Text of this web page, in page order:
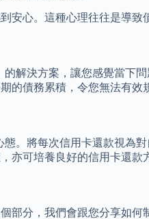
安心。這種心理往往是導致
解決方案，讓您感覺當下
的債務累積，令您無法有效
。將每次信用卡還款視為
亦可培養良好的信用卡還款
部分，我們會跟您分享如